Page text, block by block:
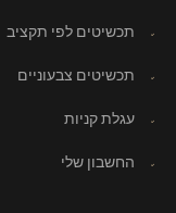
תכשיטים לפי תקציב
תכשיטים צבעוניים
עגלת קניות
החשבון שלי